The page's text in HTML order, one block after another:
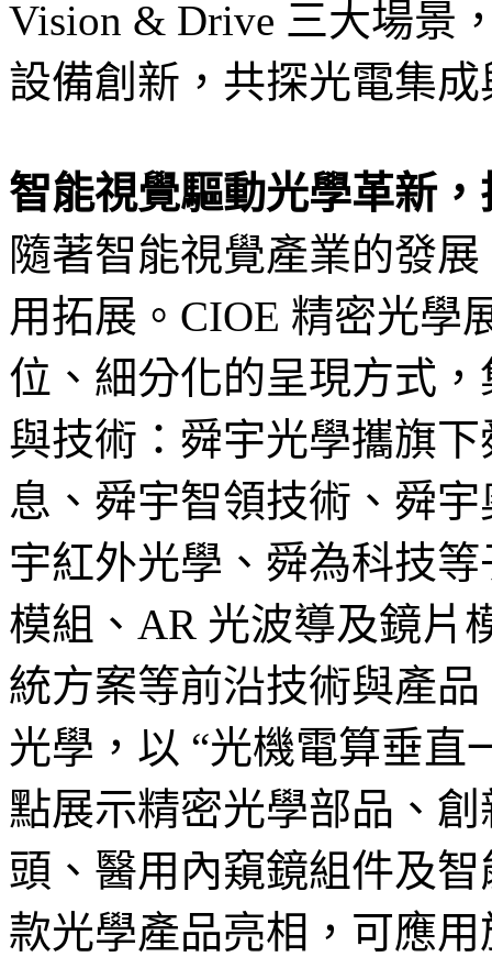
Vision & Drive 三大場景
設備創新，共探光電集
智能視覺驅動光學革新
隨著智能視覺產業的發
用拓展。CIOE 精密光學
位、細分化的呈現方式
與技術：舜宇光學攜旗
息、舜宇智領技術、舜
宇紅外光學、舜為科技
模組、AR 光波導及鏡片
統方案等前沿技術與產
光學，以 “光機電算垂直
點展示精密光學部品、
頭、醫用內窺鏡組件及
款光學產品亮相，可應